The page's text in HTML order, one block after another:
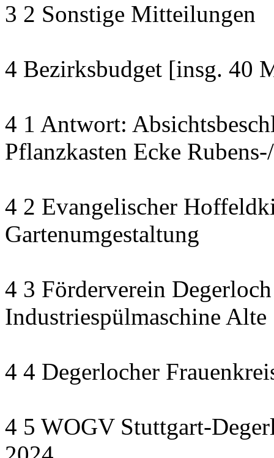
3 2 Sonstige Mitteilungen
4 Bezirksbudget [insg. 40
4 1 Antwort:
Pflanzkasten Ecke
4 2 Evangelischer
Gartenumgestaltung
4 3 Förderverein
Industriespülmaschine Alte
4 4 Degerlocher
4 5 WOGV Stuttgart-